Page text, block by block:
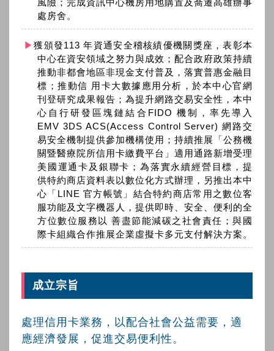
風險；完成資訊中心機房用地購置及喬遷高雄辦事
處房舍。
獲頒發113 年資通安全稽核績優機關獎座，表彰本
中心在資安領域之努力與成效；配合政府政策持續
推動非都會地區非現金支付普及，落實普惠金融目
標；推動信 用卡大數據應用分析，於本中心官網
刊登研究成果報告；為提升網路交易安全性，本中
心自行研發區塊鏈結合FIDO 機制，率先導入
EMV 3DS ACS(Access Control Server) 網路交
易安全機制提供參加機構使用；持續推展「公務機
關暨醫療院所信用卡繳費平台」適用通路新增受理
美國運通卡及銀聯卡；為落實永續經營目標，提
供特約商店資料表以數位化方式辦理，另推出本中
心「LINE 官方帳號」結合特約商店常用之數位客
服功能及文字機器人，提供即時、安全、便利的全
方位數位服務以 善盡節能減碳之社會責任；與國
際卡組織合作推展企業虛擬卡多元支付解決方案。
成立宗旨
處理信用卡業務，以配合社會公益需要，適
應經濟發展，促進交易便利性。